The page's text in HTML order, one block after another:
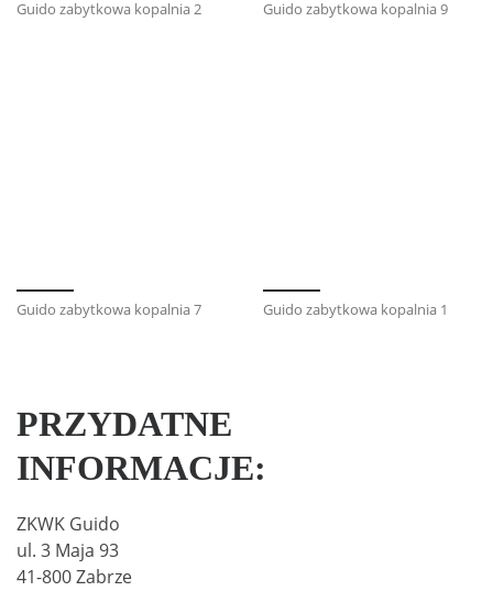
Guido zabytkowa kopalnia 2 Guido zabytkowa kopalnia 9
Guido zabytkowa kopalnia 7 Guido zabytkowa kopalnia 1
PRZYDATNE
INFORMACJE:
ZKWK Guido
ul. 3 Maja 93
41-800 Zabrze